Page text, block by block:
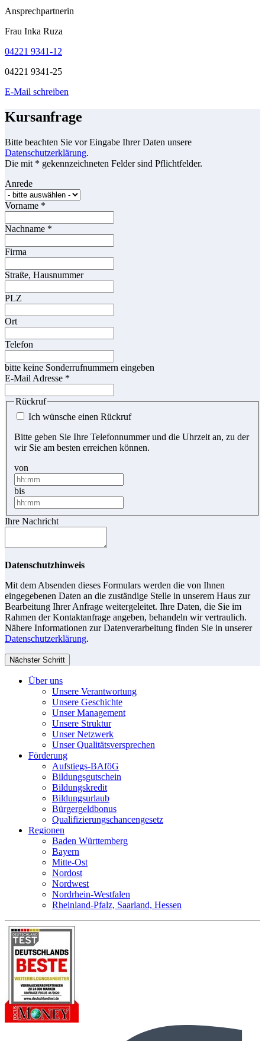
Ansprechpartnerin
Frau Inka Ruza
04221 9341-12
04221 9341-25
E-Mail schreiben
Kursanfrage
Bitte beachten Sie vor Eingabe Ihrer Daten unsere
Datenschutzerklärung.
Die mit * gekennzeichneten Felder sind Pflichtfelder.
Anrede
Vorname *
Nachname *
Firma
Straße, Hausnummer
PLZ
Ort
Telefon
bitte keine Sonderrufnummern eingeben
E-Mail Adresse *
Rückruf
Ich wünsche einen Rückruf
Bitte geben Sie Ihre Telefonnummer und die Uhrzeit an, zu der
wir Sie am besten erreichen können.
von
bis
Ihre Nachricht
Datenschutzhinweis
Mit dem Absenden dieses Formulars werden die von Ihnen
eingegebenen Daten an die zuständige Stelle in unserem Haus zur
Bearbeitung Ihrer Anfrage weitergeleitet. Ihre Daten, die Sie im
Rahmen der Kontaktanfrage angeben, behandeln wir vertraulich.
Nähere Informationen zur Datenverarbeitung finden Sie in unserer
Datenschutzerklärung.
Nächster Schritt
Über uns
Unsere Verantwortung
Unsere Geschichte
Unser Management
Unsere Struktur
Unser Netzwerk
Unser Qualitätsversprechen
Förderung
Aufstiegs-BAföG
Bildungsgutschein
Bildungskredit
Bildungsurlaub
Bürgergeldbonus
Qualifizierungschancengesetz
Regionen
Baden Württemberg
Bayern
Mitte-Ost
Nordost
Nordwest
Nordrhein-Westfalen
Rheinland-Pfalz, Saarland, Hessen